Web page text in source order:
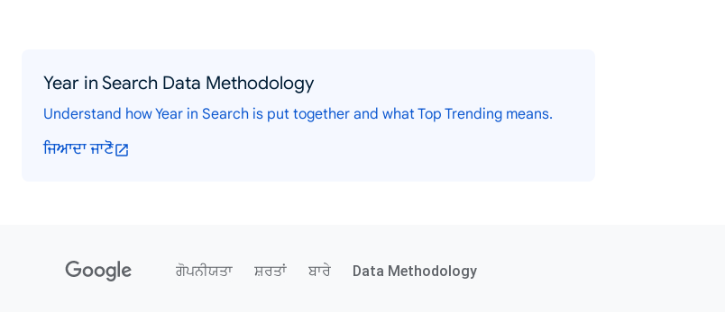
Year in Search Data Methodology
Understand how Year in Search is put together and what Top Trending means.
ਜਿਆਦਾ ਜਾਣੋ
ਗੋਪਨੀਯਤਾ ਸ਼ਰਤਾਂ ਬਾਰੇ Data Methodology